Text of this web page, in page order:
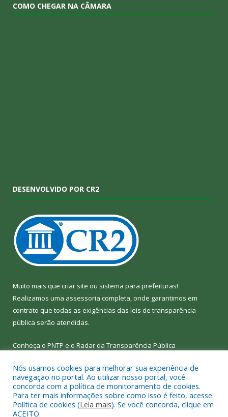
COMO CHEGAR NA CÂMARA
DESENVOLVIDO POR CR2
Muito mais que criar site ou sistema para prefeituras!
Realizamos uma assessoria completa, onde garantimos em
contrato que todas as exigências das leis de transparência
pública serão atendidas.
Conheça o PNTP e o Radar da Transparência Pública
Todos os direitos reservados a Câmara Municipal de Bom Jesus
do Tocantins.
Nós usamos cookies para melhorar sua experiência de
navegação no portal. Ao utilizar nosso portal, você
concorda com a política de monitoramento de cookies.
Para ter mais informações sobre como isso é feito, acesse
Política de cookies (Leia mais). Se você concorda, clique em
ACEITO.